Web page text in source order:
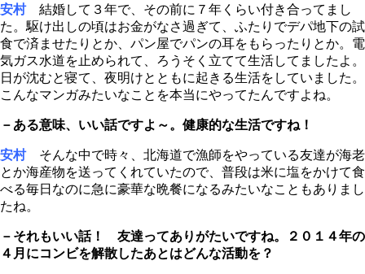
安村結婚して３年で、その前に７年くらい付き合ってまし
た。駆け出しの頃はお金がなさ過ぎて、ふたりでデパ地下の試
食で済ませたりとか、パン屋でパンの耳をもらったりとか。電
気ガス水道を止められて、ろうそく立てて生活してましたよ。
日が沈むと寝て、夜明けとともに起きる生活をしていました。
こんなマンガみたいなことを本当にやってたんですよね。
－ある意味、いい話ですよ～。健康的な生活ですね！
安村そんな中で時々、北海道で漁師をやっている友達が海老
とか海産物を送ってくれていたので、普段は米に塩をかけて食
べる毎日なのに急に豪華な晩餐になるみたいなこともありまし
たね。
－それもいい話！ 友達ってありがたいですね。２０１４年の
４月にコンビを解散したあとはどんな活動を？